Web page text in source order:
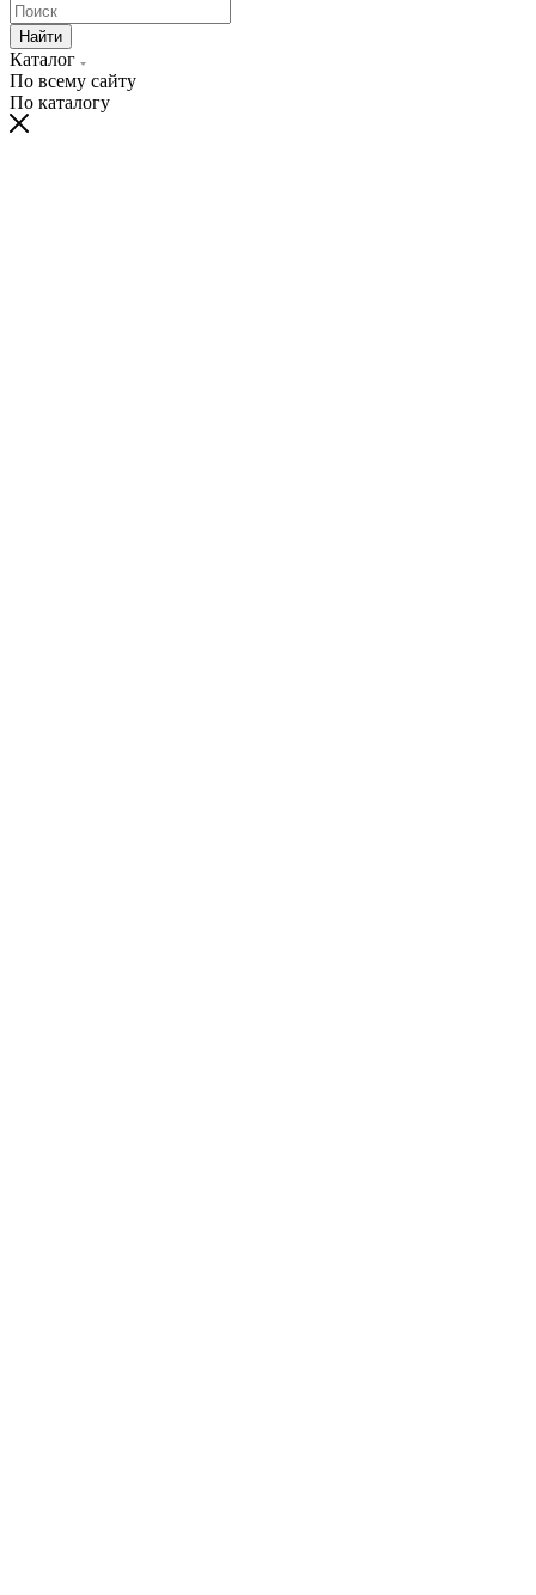
Найти
Каталог
По всему сайту
По каталогу